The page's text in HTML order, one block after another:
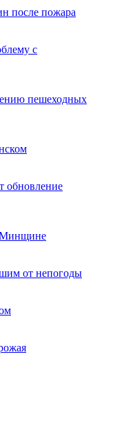
после пожара
с
пешеходных
обновление
Минщине
от непогоды